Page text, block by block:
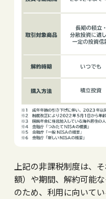
上記の非課税制度は、
額）や期間、解約可能
のため、利用に向いて